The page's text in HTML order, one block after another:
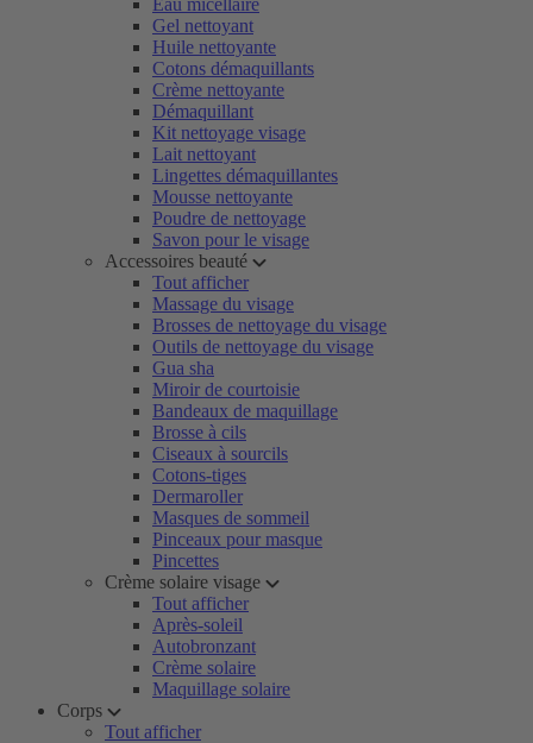
Eau micellaire
Gel nettoyant
Huile nettoyante
Cotons démaquillants
Crème nettoyante
Démaquillant
Kit nettoyage visage
Lait nettoyant
Lingettes démaquillantes
Mousse nettoyante
Poudre de nettoyage
Savon pour le visage
Accessoires beauté
Tout afficher
Massage du visage
Brosses de nettoyage du visage
Outils de nettoyage du visage
Gua sha
Miroir de courtoisie
Bandeaux de maquillage
Brosse à cils
Ciseaux à sourcils
Cotons-tiges
Dermaroller
Masques de sommeil
Pinceaux pour masque
Pincettes
Crème solaire visage
Tout afficher
Après-soleil
Autobronzant
Crème solaire
Maquillage solaire
Corps
Tout afficher